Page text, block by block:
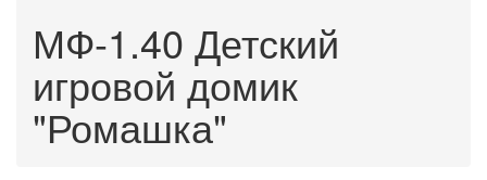
МФ-1.40 Детский
игровой домик
"Ромашка"